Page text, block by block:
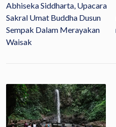
Abhiseka Siddharta, Upacara
Sakral Umat Buddha Dusun
Sempak Dalam Merayakan
Waisak